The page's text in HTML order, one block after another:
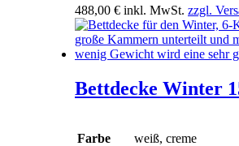
488,00 € inkl. MwSt. zzgl.
Bettdecke Winter
Farbe weiß, creme